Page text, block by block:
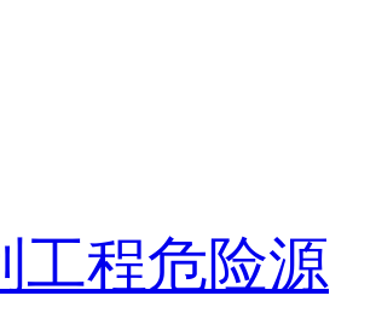
工程危险源